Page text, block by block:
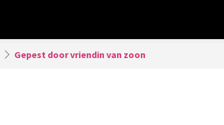
Gepest door vriendin van zoon